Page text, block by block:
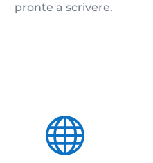
pronte a scrivere.
